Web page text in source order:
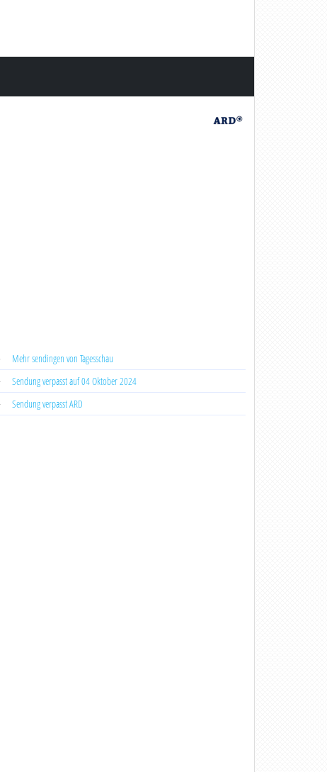
Mehr sendingen von Tagesschau
Sendung verpasst auf 04 Oktober 2024
Sendung verpasst ARD